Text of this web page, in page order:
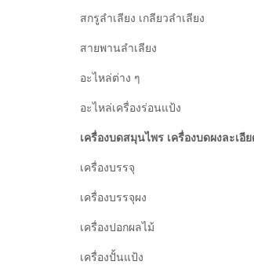
สกรูลำเลียง เกลียวลำเลียง
สายพานลำเลียง
อะไหล่ต่าง ๆ
อะไหล่เครื่องร่อนแป้ง
เครื่องบดสมุนไพร เครื่องบดผงละเอี
เครื่องบรรจุ
เครื่องบรรจุผง
เครื่องปอกผลไม้
เครื่องปั้นแป้ง